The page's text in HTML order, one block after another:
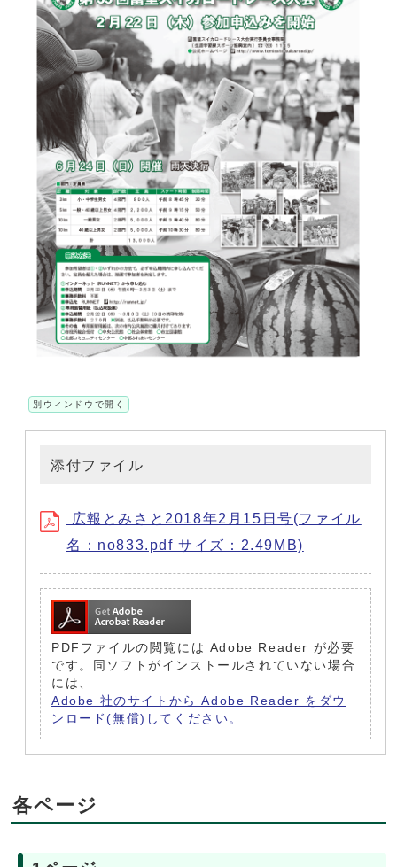
別ウィンドウで開く
添付ファイル
広報とみさと2018年2月15日号(ファイル
名：no833.pdf サイズ：2.49MB)
PDFファイルの閲覧には Adobe Reader が必要
です。同ソフトがインストールされていない場合
には、
Adobe 社のサイトから Adobe Reader をダウ
ンロード(無償)してください。
各ページ